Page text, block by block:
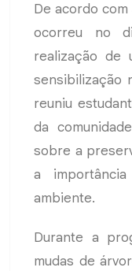
De acordo
ocorreu no
realização de
sensibilização
reuniu
da
sobre a
a
ambiente.
Durante a
mudas de